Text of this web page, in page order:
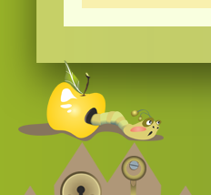
Смотреть видеоhdонлайн